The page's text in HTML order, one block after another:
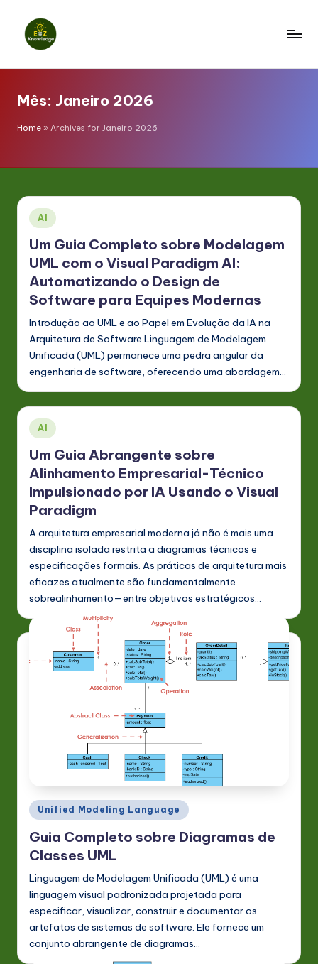
K
n
l
e
d
g
e
P
o
rt
u
g
u
e
s
e
-
L
a
t
e
o
ft
w
a
r
e
In
Mês: Janeiro 2026
Home » Archives for Janeiro 2026
Posted
in
AI
Um Guia Completo sobre Modelagem
UML com o Visual Paradigm AI:
Automatizando o Design de
Software para Equipes Modernas
Introdução ao UML e ao Papel em Evolução da IA na
Arquitetura de Software Linguagem de Modelagem
Unificada (UML) permanece uma pedra angular da
engenharia de software, oferecendo uma abordagem…
Posted
in
AI
Um Guia Abrangente sobre
Alinhamento Empresarial-Técnico
Impulsionado por IA Usando o Visual
Paradigm
A arquitetura empresarial moderna já não é mais uma
disciplina isolada restrita a diagramas técnicos e
especificações formais. As práticas de arquitetura mais
eficazes atualmente são fundamentalmente
sobrealinhamento—entre objetivos estratégicos…
Posted
in
Unified Modeling Language
Guia Completo sobre Diagramas de
Classes UML
Linguagem de Modelagem Unificada (UML) é uma
linguagem visual padronizada projetada para
especificar, visualizar, construir e documentar os
artefatos de sistemas de software. Ele fornece um
conjunto abrangente de diagramas…